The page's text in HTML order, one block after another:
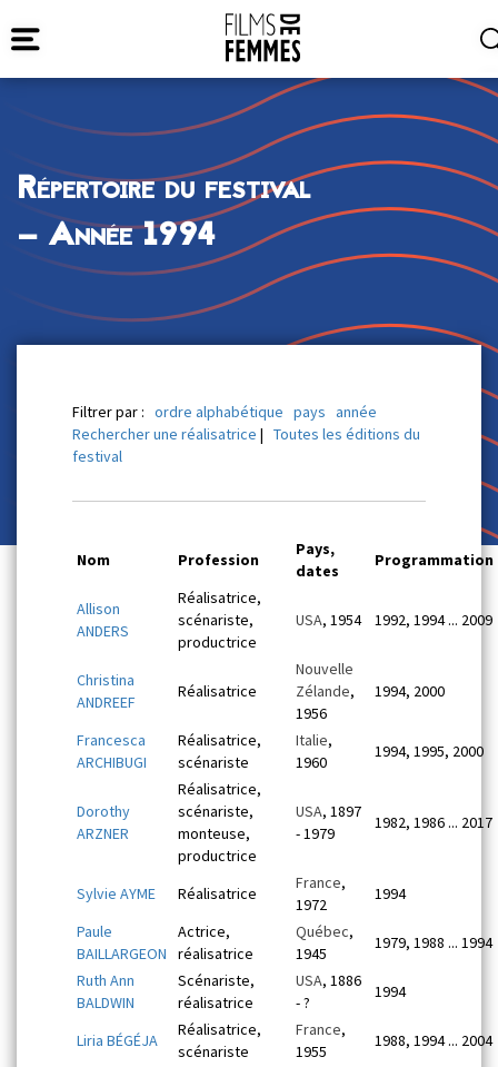
Répertoire du festival
— Année 1994
Filtrer par : ordre alphabétique pays année
Rechercher une réalisatrice | Toutes les éditions du
festival
Nom Profession
Pays,
dates
Programmation
Allison
ANDERS
Réalisatrice,
scénariste,
productrice
USA, 1954 1992, 1994 ... 2009
Christina
ANDREEF
Réalisatrice
Nouvelle
Zélande,
1956
1994, 2000
Francesca
ARCHIBUGI
Réalisatrice,
scénariste
Italie,
1960
1994, 1995, 2000
Dorothy
ARZNER
Réalisatrice,
scénariste,
monteuse,
productrice
USA, 1897
- 1979
1982, 1986 ... 2017
Sylvie AYME Réalisatrice
France,
1972
1994
Paule
BAILLARGEON
Actrice,
réalisatrice
Québec,
1945
1979, 1988 ... 1994
Ruth Ann
BALDWIN
Scénariste,
réalisatrice
USA, 1886
- ?
1994
Liria BÉGÉJA
Réalisatrice,
scénariste
France,
1955
1988, 1994 ... 2004